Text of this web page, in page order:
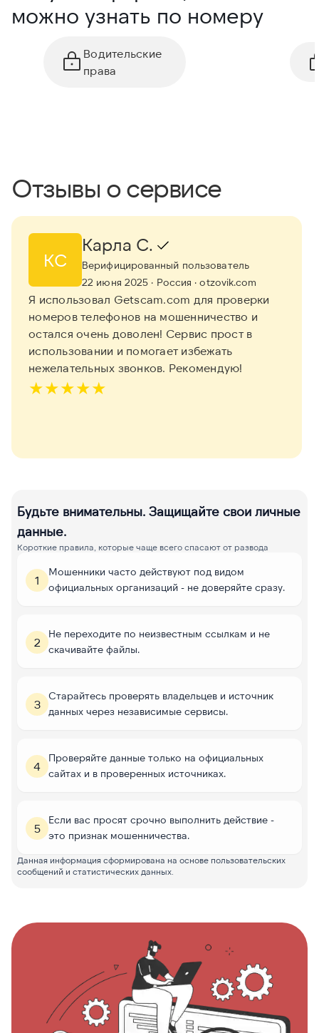
можно узнать по номеру
Водительские
права
Отзывы о сервисе
КС
Карла С.
Верифицированный пользователь
22 июня 2025 · Россия · otzovik.com
Я использовал Getscam.com для проверки
номеров телефонов на мошенничество и
остался очень доволен! Сервис прост в
использовании и помогает избежать
нежелательных звонков. Рекомендую!
★★★★★
Будьте внимательны. Защищайте свои личные
данные.
Короткие правила, которые чаще всего спасают от развода
1
Мошенники часто действуют под видом
официальных организаций - не доверяйте сразу.
2
Не переходите по неизвестным ссылкам и не
скачивайте файлы.
3
Старайтесь проверять владельцев и источник
данных через независимые сервисы.
4
Проверяйте данные только на официальных
сайтах и в проверенных источниках.
5
Если вас просят срочно выполнить действие -
это признак мошенничества.
Данная информация сформирована на основе пользовательских
сообщений и статистических данных.